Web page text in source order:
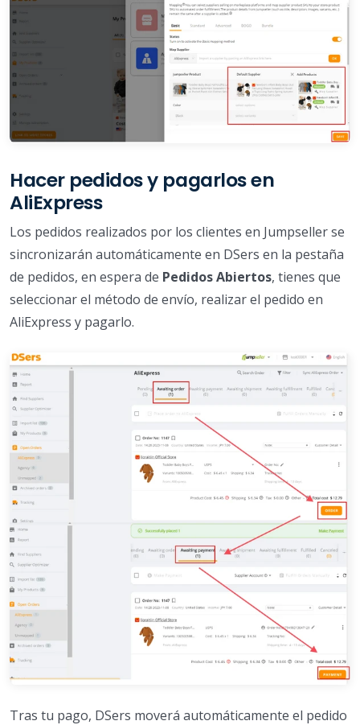
Hacer pedidos y pagarlos en
AliExpress
Los pedidos realizados por los clientes en Jumpseller se
sincronizarán automáticamente en DSers en la pestaña
de pedidos, en espera de Pedidos Abiertos, tienes que
seleccionar el método de envío, realizar el pedido en
AliExpress y pagarlo.
Tras tu pago, DSers moverá automáticamente el pedido